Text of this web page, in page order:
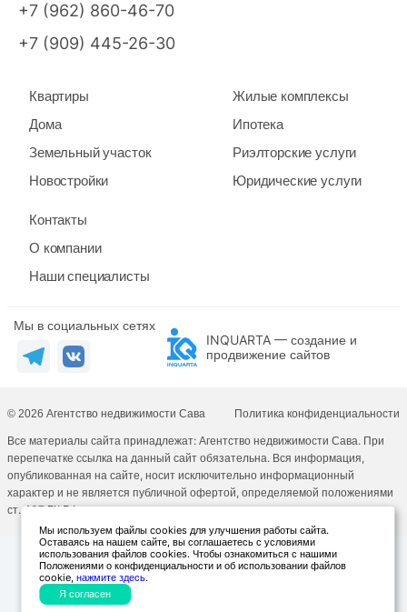
+7 (962) 860-46-70
+7 (909) 445-26-30
Квартиры
Дома
Земельный участок
Новостройки
Жилые комплексы
Ипотека
Риэлторские услуги
Юридические услуги
Контакты
О компании
Наши специалисты
Мы в социальных сетях
INQUARTA — создание и
продвижение сайтов
© 2026 Агентство недвижимости Сава Политика конфиденциальности
Все материалы сайта принадлежат: Агентство недвижимости Сава. При
перепечатке ссылка на данный сайт обязательна. Вся информация,
опубликованная на сайте, носит исключительно информационный
характер и не является публичной офертой, определяемой положениями
ст. 437 ГК РФ.
Мы используем файлы cookies для улучшения работы сайта.
Оставаясь на нашем сайте, вы соглашаетесь с условиями
использования файлов cookies. Чтобы ознакомиться с нашими
Положениями о конфиденциальности и об использовании файлов
cookie, нажмите здесь.
Я согласен